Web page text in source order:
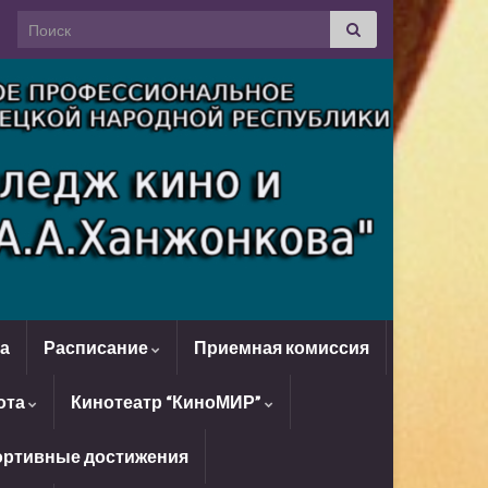
Search for:
Расписание Приемная комиссия
Кинотеатр “КиноМИР”
достижения